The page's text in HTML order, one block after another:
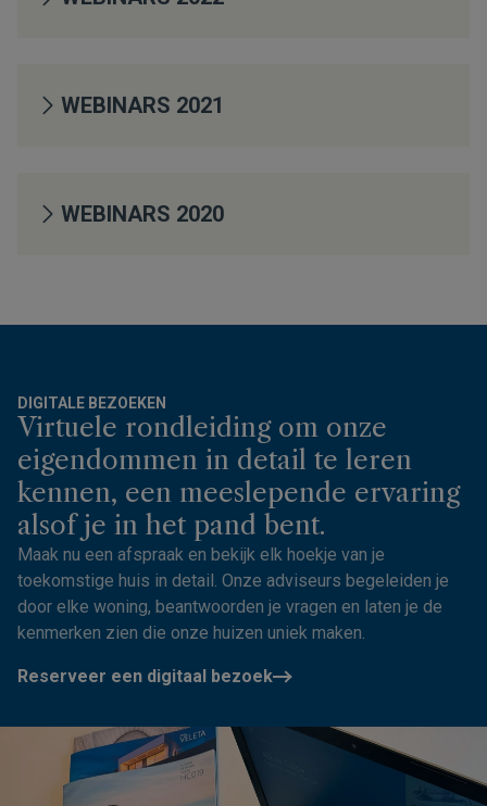
WEBINARS 2021
WEBINARS 2020
DIGITALE BEZOEKEN
Virtuele rondleiding om onze
eigendommen in detail te leren
kennen, een meeslepende ervaring
alsof je in het pand bent.
Maak nu een afspraak en bekijk elk hoekje van je
toekomstige huis in detail. Onze adviseurs begeleiden je
door elke woning, beantwoorden je vragen en laten je de
kenmerken zien die onze huizen uniek maken.
Reserveer een digitaal bezoek